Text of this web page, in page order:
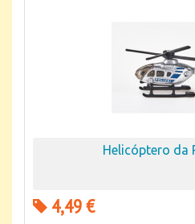
Helicóptero da
4,49 €